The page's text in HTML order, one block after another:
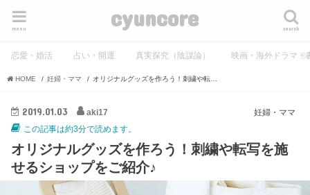
cyuncore search
menu
恋愛・婚活 占い・開運 真実探究（陰謀論） 映画・海外ドラマ・
HOME 妊婦・ママ
妊婦・ママ
2019.01.03
aki17
この記事は約3分で読めます。
オリジナルグッズを作ろう！刺繍や転写を施
せるショップをご紹介♪